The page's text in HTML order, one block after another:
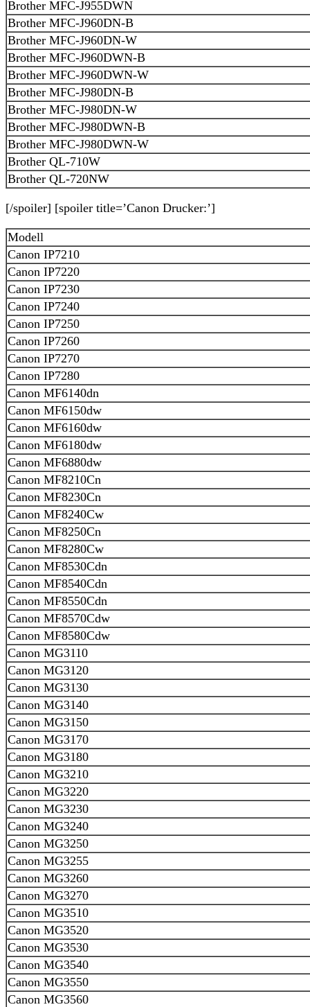
Brother MFC-J955DWN
Brother MFC-J960DN-B
Brother MFC-J960DN-W
Brother MFC-J960DWN-B
Brother MFC-J960DWN-W
Brother MFC-J980DN-B
Brother MFC-J980DN-W
Brother MFC-J980DWN-B
Brother MFC-J980DWN-W
Brother QL-710W
Brother QL-720NW
[/spoiler] [spoiler title=’Canon Drucker:’]
Modell
Canon IP7210
Canon IP7220
Canon IP7230
Canon IP7240
Canon IP7250
Canon IP7260
Canon IP7270
Canon IP7280
Canon MF6140dn
Canon MF6150dw
Canon MF6160dw
Canon MF6180dw
Canon MF6880dw
Canon MF8210Cn
Canon MF8230Cn
Canon MF8240Cw
Canon MF8250Cn
Canon MF8280Cw
Canon MF8530Cdn
Canon MF8540Cdn
Canon MF8550Cdn
Canon MF8570Cdw
Canon MF8580Cdw
Canon MG3110
Canon MG3120
Canon MG3130
Canon MG3140
Canon MG3150
Canon MG3170
Canon MG3180
Canon MG3210
Canon MG3220
Canon MG3230
Canon MG3240
Canon MG3250
Canon MG3255
Canon MG3260
Canon MG3270
Canon MG3510
Canon MG3520
Canon MG3530
Canon MG3540
Canon MG3550
Canon MG3560